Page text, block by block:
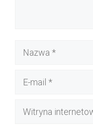
Nazwa
Witryna